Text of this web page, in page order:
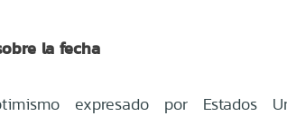
la fecha
expresado por Estados